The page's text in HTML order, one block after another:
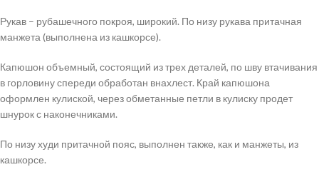
Рукав – рубашечного покроя, широкий. По низу рукава притачная
манжета (выполнена из кашкорсе).
Капюшон объемный, состоящий из трех деталей, по шву втачивания
в горловину спереди обработан внахлест. Край капюшона
оформлен кулиской, через обметанные петли в кулиску продет
шнурок с наконечниками.
По низу худи притачной пояс, выполнен также, как и манжеты, из
кашкорсе.